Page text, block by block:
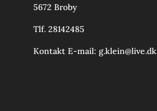
5672 Broby
Tlf. 28142485
Kontakt E-mail:g.klein@live.dk